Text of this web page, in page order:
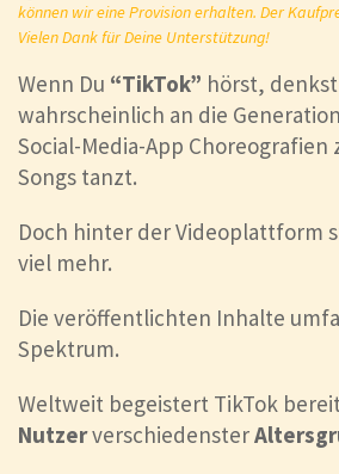
können wir eine Provision erhalten. Der
Vielen Dank für Deine Unterstützung!
Wenn Du “TikTok” hörst,
wahrscheinlich an die
Social-Media-App Choreografien
Songs tanzt.
Doch hinter der Videoplattform
viel mehr.
Die veröffentlichten Inhalte
Spektrum.
Weltweit begeistert TikTok
Nutzerverschiedenster